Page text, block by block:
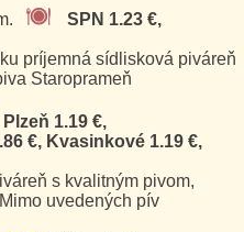
SPN 1.23 €,
príjemná sídlisková piváreň
Staroprameň
Plzeň 1.19 €,
€, Kvasinkové 1.19 €,
s kvalitným pivom,
uvedených pív